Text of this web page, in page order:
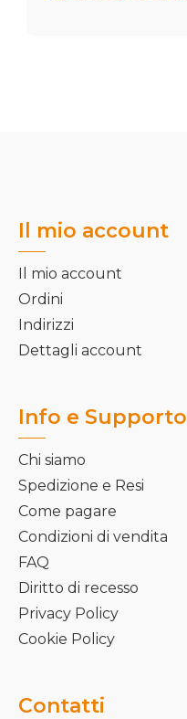
Il mio account
Il mio account
Ordini
Indirizzi
Dettagli account
Info e Supporto
Chi siamo
Spedizione e Resi
Come pagare
Condizioni di vendita
FAQ
Diritto di recesso
Privacy Policy
Cookie Policy
Contatti